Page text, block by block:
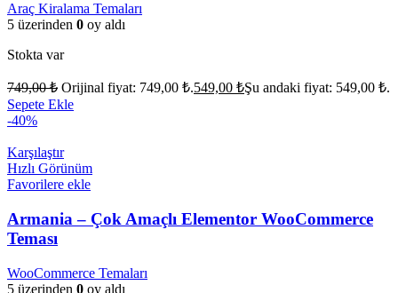
Araç Kiralama Temaları
5 üzerinden 0 oy aldı
Stokta var
749,00₺ Orijinal fiyat: 749,00 ₺.549,00 ₺Şu andaki fiyat: 549,00 ₺.
Sepete Ekle
-40%
Karşılaştır
Hızlı Görünüm
Favorilere ekle
Armania – Çok Amaçlı Elementor WooCommerce
Teması
WooCommerce Temaları
5 üzerinden 0 oy aldı